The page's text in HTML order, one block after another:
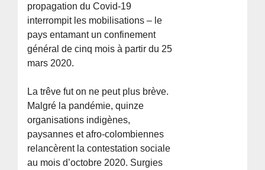
propagation du Covid-19
interrompit les mobilisations – le
pays entamant un confinement
général de cinq mois à partir du 25
mars 2020.
La trêve fut on ne peut plus brève.
Malgré la pandémie, quinze
organisations indigènes,
paysannes et afro-colombiennes
relancèrent la contestation sociale
au mois d’octobre 2020. Surgies